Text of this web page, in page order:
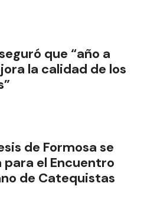
que “año a
la calidad de los
de Formosa se
el Encuentro
de Catequistas